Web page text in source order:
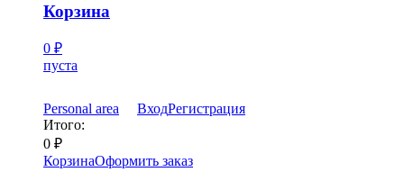
Корзина
0 ₽
пуста
Personal area ВходРегистрация
Итого:
0 ₽
КорзинаОформить заказ